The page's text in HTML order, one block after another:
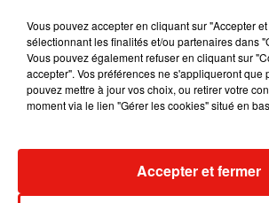
Musique
5 août 2026
Vous pouvez accepter en cliquant sur "Accepter
sélectionnant les finalités et/ou partenaires dans
Vous pouvez également refuser en cliquant sur
accepter". Vos préférences ne s'appliqueront que
pouvez mettre à jour vos choix, ou retirer votre
moment via le lien "Gérer les cookies" situé en
Accepter et fermer